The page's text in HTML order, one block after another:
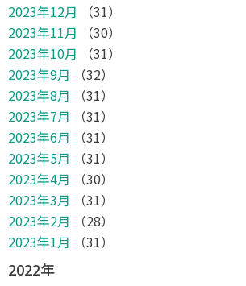
2023年12月
（31）
2023年11月
（30）
2023年10月
（31）
2023年9月
（32）
2023年8月
（31）
2023年7月
（31）
2023年6月
（31）
2023年5月
（31）
2023年4月
（30）
2023年3月
（31）
2023年2月
（28）
2023年1月
（31）
2022年